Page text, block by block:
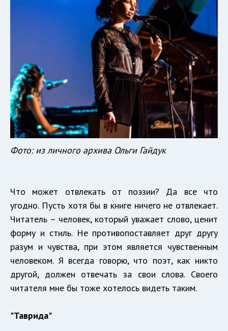
Фото: из личного архива Ольги Гайдук
Что может отвлекать от поэзии? Да все что
угодно. Пусть хотя бы в книге ничего не отвлекает.
Читатель – человек, который уважает слово, ценит
форму и стиль. Не противопоставляет друг другу
разум и чувства, при этом является чувственным
человеком. Я всегда говорю, что поэт, как никто
другой, должен отвечать за свои слова. Своего
читателя мне бы тоже хотелось видеть таким.
"Таврида"